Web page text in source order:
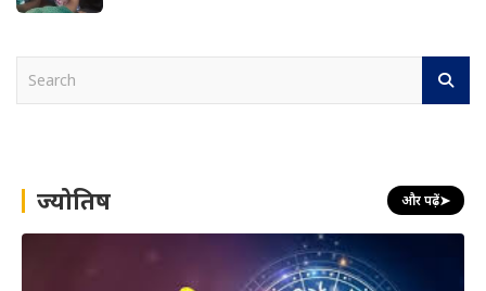
h ज्योतिष और पढ़ें➤